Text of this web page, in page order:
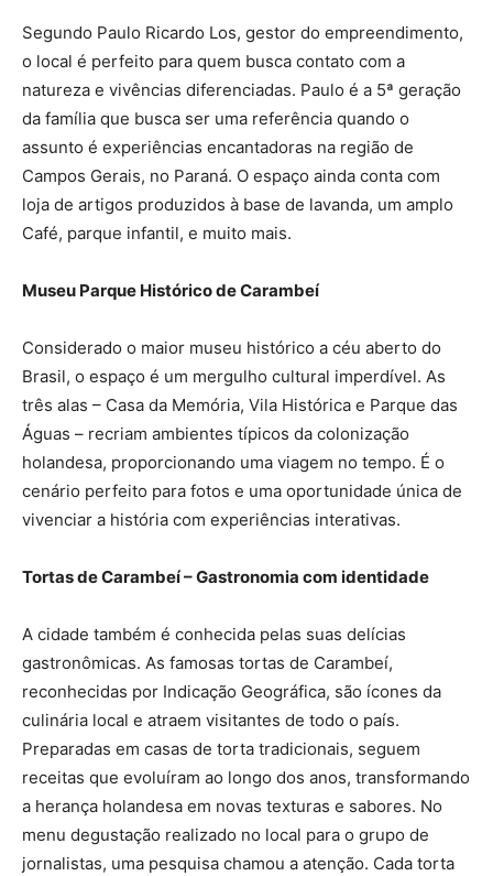
Segundo Paulo Ricardo Los, gestor do empreendimento,
o local é perfeito para quem busca contato com a
natureza e vivências diferenciadas. Paulo é a 5ª geração
da família que busca ser uma referência quando o
assunto é experiências encantadoras na região de
Campos Gerais, no Paraná. O espaço ainda conta com
loja de artigos produzidos à base de lavanda, um amplo
Café, parque infantil, e muito mais.
Museu Parque Histórico de Carambeí
Considerado o maior museu histórico a céu aberto do
Brasil, o espaço é um mergulho cultural imperdível. As
três alas – Casa da Memória, Vila Histórica e Parque das
Águas – recriam ambientes típicos da colonização
holandesa, proporcionando uma viagem no tempo. É o
cenário perfeito para fotos e uma oportunidade única de
vivenciar a história com experiências interativas.
Tortas de Carambeí – Gastronomia com identidade
A cidade também é conhecida pelas suas delícias
gastronômicas. As famosas tortas de Carambeí,
reconhecidas por Indicação Geográfica, são ícones da
culinária local e atraem visitantes de todo o país.
Preparadas em casas de torta tradicionais, seguem
receitas que evoluíram ao longo dos anos, transformando
a herança holandesa em novas texturas e sabores. No
menu degustação realizado no local para o grupo de
jornalistas, uma pesquisa chamou a atenção. Cada torta